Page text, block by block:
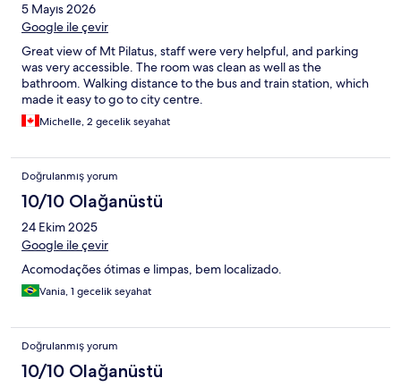
5 Mayıs 2026
Google ile çevir
Great view of Mt Pilatus, staff were very helpful, and parking
was very accessible. The room was clean as well as the
bathroom. Walking distance to the bus and train station, which
made it easy to go to city centre.
Michelle, 2 gecelik seyahat
Doğrulanmış yorum
10/10 Olağanüstü
24 Ekim 2025
Google ile çevir
Acomodações ótimas e limpas, bem localizado.
Vania, 1 gecelik seyahat
Doğrulanmış yorum
10/10 Olağanüstü